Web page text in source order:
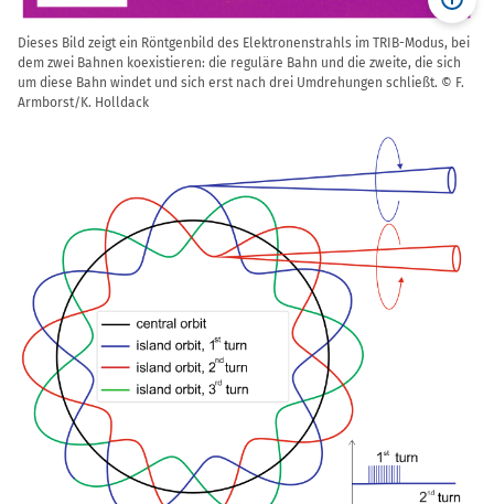
Dieses Bild zeigt ein Röntgenbild des Elektronenstrahls im TRIB-Modus, bei
dem zwei Bahnen koexistieren: die reguläre Bahn und die zweite, die sich
um diese Bahn windet und sich erst nach drei Umdrehungen schließt. © F.
Armborst/K. Holldack